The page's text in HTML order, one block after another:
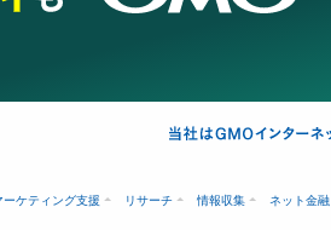
ーケティング支援 リサーチ 情報収集 ネット金融